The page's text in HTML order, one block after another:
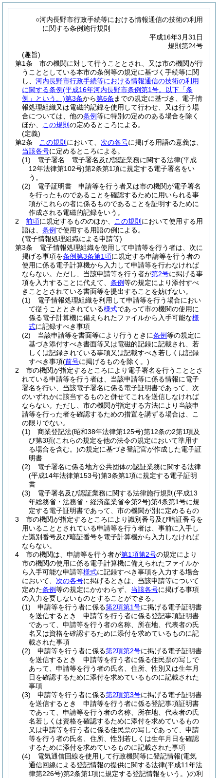
○河内長野市行政手続等における情報通信の技術の利用
に関する条例施行規則
平成16年3月31日
規則第24号
(趣旨)
第1条
市の機関に対して行うこととされ、又は市の機関が行
うこととしている本市の条例等の規定に基づく手続等に関
し、 河内長野市行政手続等における情報通信の技術の利用
に関する条例(平成16年河内長野市条例第1号。以下「条
例」という。)第3条から第6条 までの規定に基づき、電子情
報処理組織又は電磁的記録を使用して行わせ、又は行う場
合については、他の条例等に特別の定めのある場合を除く
ほか、
この規則 の定めるところによる。
(定義)
第2条
この規則 において、 次の各号に掲げる用語の意義は、
当該各号に定めるところによる。
(1)
電子署名 電子署名及び認証業務に関する法律(平成
12年法律第102号)第2条第1項に規定する電子署名をい
う。
(2)
電子証明書 申請等を行う者又は市の機関が電子署名
を行ったものであることを確認するために用いられる事
項がこれらの者に係るものであることを証明するために
作成される電磁的記録をいう。
2
前項に規定するもののほか、 この規則 において使用する用
語は、 条例 で使用する用語の例による。
(電子情報処理組織による申請等)
第3条
電子情報処理組織を使用して申請等を行う者は、次に
掲げる事項を条例第3条第1項に規定する申請等を行う者の
使用に係る電子計算機から入力して申請等を行わなければ
ならない。 ただし、当該申請等を行う者が第2号に掲げる事
項を入力することに代えて、 条例等の規定により添付すべ
きこととされている書面等を提出することを妨げない。
(1)
電子情報処理組織を利用して申請等を行う場合におい
て従うこととされている様式であって市の機関の使用に
係る電子計算機に備えられたファイルから入手可能な様
式に記録すべき事項
(2)
当該申請等を書面等により行うときに条例等の規定に
基づき添付すべき書面等又は電磁的記録に記載され、若
しくは記録されている事項又は記載すべき若しくは記録
すべき事項(前号に掲げるものを除く。)
2
市の機関が指定するところにより電子署名を行うこととさ
れている申請等を行う者は、当該申請等に係る情報に電子
署名を行い、当該電子署名に係る電子証明書であって、次
のいずれかに該当するものと併せてこれを送信しなければ
ならない。 ただし、市の機関が指定する方法により当該申
請等を行った者を確認するための措置を講ずる場合は、こ
の限りでない。
(1)
商業登記法(昭和38年法律第125号)第12条の2第1項及
び第3項(これらの規定を他の法令の規定において準用す
る場合を含む。)の規定に基づき登記官が作成した電子証
明書
(2)
電子署名に係る地方公共団体の認証業務に関する法律
(平成14年法律第153号)第3条第1項に規定する電子証明
書
(3)
電子署名及び認証業務に関する法律施行規則 (平成13
年総務省・法務省・経済産業省令第2号)第4条第1号に規
定する電子証明書であって、市の機関が別に定めるもの
3
市の機関が指定するところにより識別番号及び暗証番号を
用いることとされている申請等を行う者は、事前に入手し
た識別番号及び暗証番号を電子計算機から入力しなければ
ならない。
4
市の機関は、申請等を行う者が第1項第2号の規定により
市の機関の使用に係る電子計算機に備えられたファイルか
ら入手可能な申請等様式に記録すべき事項を入力する場合
において、 次の各号に掲げるときは、当該申請等について
定めた条例等の規定にかかわらず、 当該各号に掲げる事項
の入力を要しないものとすることができる。
(1)
申請等を行う者に係る第2項第1号に掲げる電子証明書
を送信するとき 申請等を行う者に係る登記事項証明書
であって、申請等を行う者の名称、所在地、代表者の氏
名又は資格を確認するために添付を求めているものに記
載された事項
(2)
申請等を行う者に係る第2項第2号に掲げる電子証明書
を送信するとき 申請等を行う者に係る住民票の写しで
あって、申請等を行う者の氏名、住所、性別又は生年月
日を確認するために添付を求めているものに記載された
事項
(3)
申請等を行う者に係る第2項第3号に掲げる電子証明書
を送信するとき 申請等を行う者に係る登記事項証明書
であって、申請等を行う者の名称、所在地、代表者の氏
名若しくは資格を確認するために添付を求めているもの
又は申請等を行う者に係る住民票の写しであって、申請
等を行う者の氏名、住所、性別若しくは生年月日を確認
するために添付を求めているものに記載された事項
(4)
電気通信回線を使用して行政機関等に登記情報(電気
通信回線による登記情報の提供に関する法律(平成11年法
律第226号)第2条第1項に規定する登記情報をいう。)の利